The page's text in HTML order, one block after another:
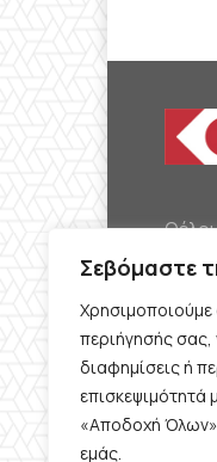
Σεβόμαστε
Χρησιμοποιούμε
περιήγησής σας,
διαφημίσεις ή
επισκεψιμότητά
«Αποδοχή
εμάς.
την